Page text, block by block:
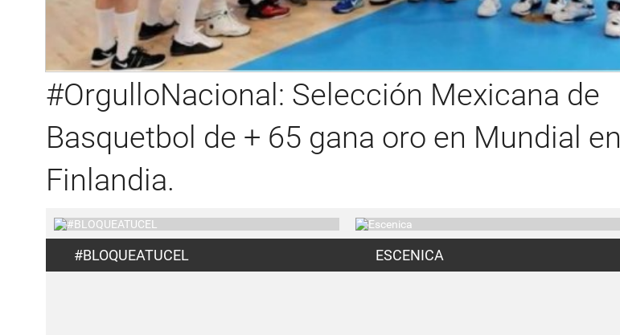
#OrgulloNacional: Selección Mexicana de
Basquetbol de + 65 gana oro en Mundial en
Finlandia.
#BLOQUEATUCEL ESCENICA